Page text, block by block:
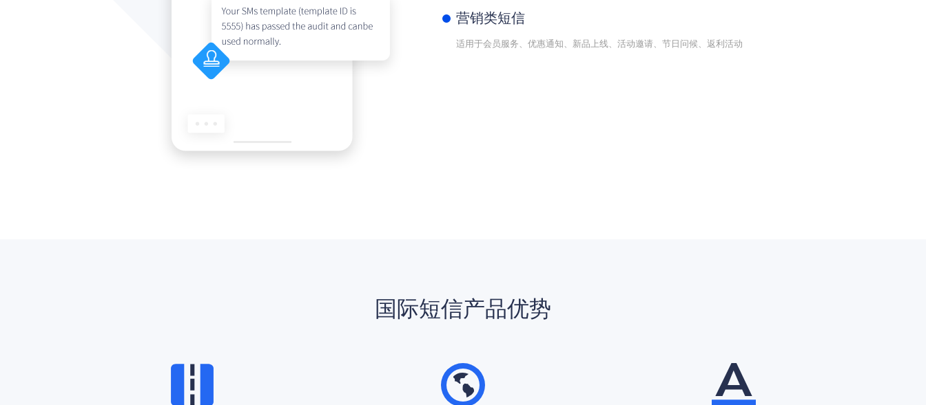
营销类短信
适用于会员服务、优惠通知、新品上线、活动邀请、节日问候、返利活动
国际短信产品优势